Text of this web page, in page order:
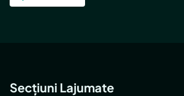
Secțiuni Lajumate